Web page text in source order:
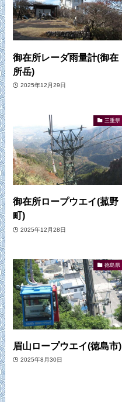
御在所レーダ雨量計(御在
所岳)
2025年12月29日
三重県
御在所ロープウエイ(菰野
町)
2025年12月28日
徳島県
眉山ロープウエイ(徳島市)
2025年8月30日